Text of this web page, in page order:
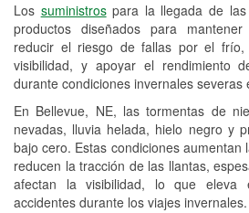
Los suministrospara la llegada de las
productos diseñados para
reducir el riesgo de fallas por el
visibilidad, y apoyar el rendimiento
durante condiciones invernales severas
En Bellevue, NE, las tormentas de
nevadas, lluvia helada, hielo negro y
bajo cero. Estas condiciones aumentan
reducen la tracción de las llantas,
afectan la visibilidad, lo que
accidentes durante los viajes invernales.
Reciclaje de baterías y
Instalación de
Instalación de
Programa de Préstamo
Herramientas
Rectificación de
freno